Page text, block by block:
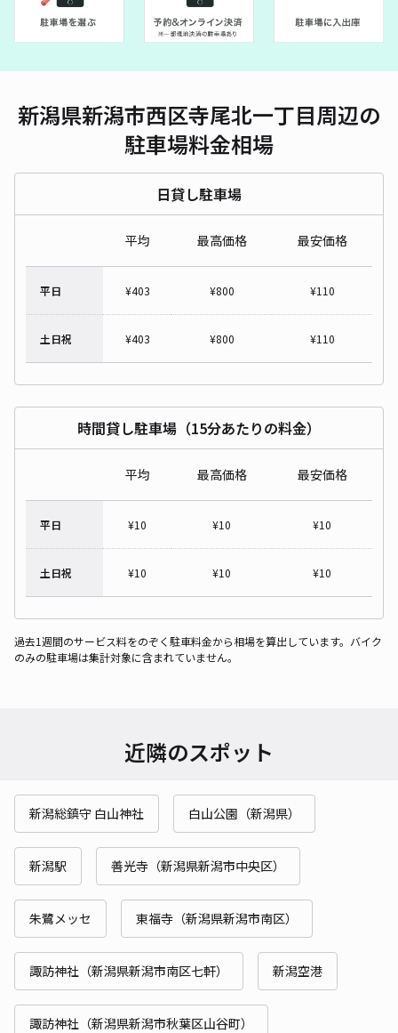
新潟県新潟市西区寺尾北一丁目周辺の
駐車場料金相場
日貸し駐車場
平均 最高価格 最安価格
平日 ¥403 ¥800 ¥110
土日祝 ¥403 ¥800 ¥110
時間貸し駐車場（15分あたりの料金）
平均 最高価格 最安価格
平日 ¥10 ¥10 ¥10
土日祝 ¥10 ¥10 ¥10
過去1週間のサービス料をのぞく駐車料金から相場を算出しています。バイク
のみの駐車場は集計対象に含まれていません。
近隣のスポット
新潟総鎮守 白山神社 白山公園（新潟県）
新潟駅 善光寺（新潟県新潟市中央区）
朱鷺メッセ 東福寺（新潟県新潟市南区）
諏訪神社（新潟県新潟市南区七軒） 新潟空港
諏訪神社（新潟県新潟市秋葉区山谷町）